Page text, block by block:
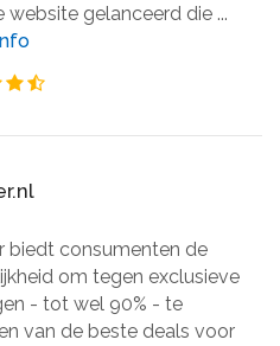
website gelanceerd die ...
biedt consumenten de
om tegen exclusieve
- tot wel 90% - te
van de beste deals voor